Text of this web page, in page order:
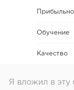
Обучение
Качество
Я вложил в эту